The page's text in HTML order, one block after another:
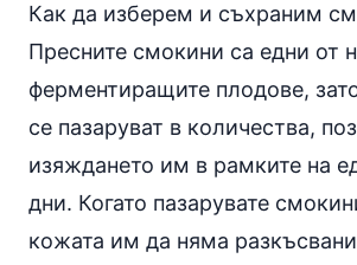
Как да изберем и съхраним
Пресните смокини са едни от
ферментиращите плодове,
се пазаруват в количества,
изяждането им в рамките на
дни. Когато пазарувате
кожата им да няма